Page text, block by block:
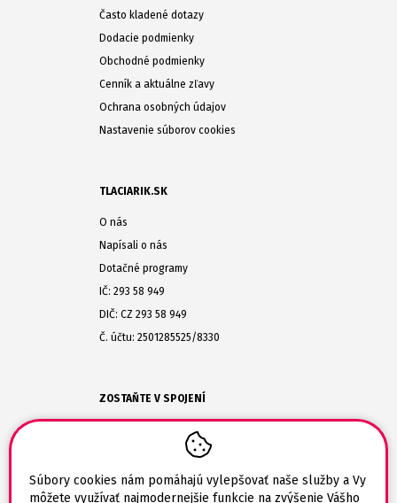
Súbory cookies nám pomáhajú vylepšovať naše služby a Vy
môžete využívať najmodernejšie funkcie na zvýšenie Vášho
Často kladené dotazy
Dodacie podmienky
Obchodné podmienky
Cenník a aktuálne zľavy
Ochrana osobných údajov
Nastavenie súborov cookies
TLACIARIK.SK
O nás
Napísali o nás
Dotačné programy
IČ: 293 58 949
DIČ: CZ 293 58 949
Č. účtu: 2501285525/8330
ZOSTAŇTE V SPOJENÍ
obchod@tlaciarik.sk